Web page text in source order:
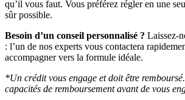
qu’il vous faut. Vous préférez régler en une
sûr possible.
Besoin d’un conseil personnalisé ? Laissez-
: l’un de nos experts vous contactera
accompagner vers la formule idéale.
*Un crédit vous engage et doit être
capacités de remboursement avant de vous